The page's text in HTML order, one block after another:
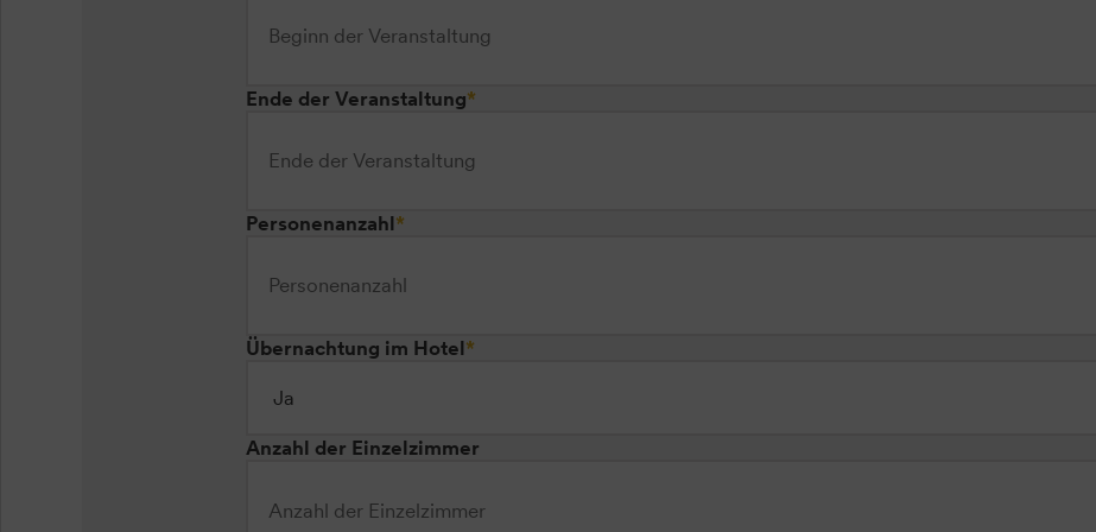
Ende der Veranstaltung*
Personenanzahl*
Übernachtung im Hotel*
Anzahl der Einzelzimmer